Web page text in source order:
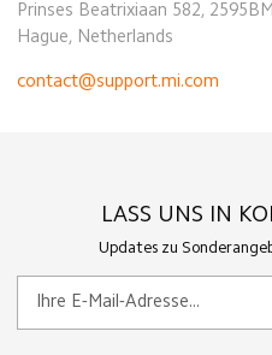
Prinses Beatrixiaan 582, 2595BM
Hague, Netherlands
contact@support.mi.com
LASS UNS IN
Updates zu